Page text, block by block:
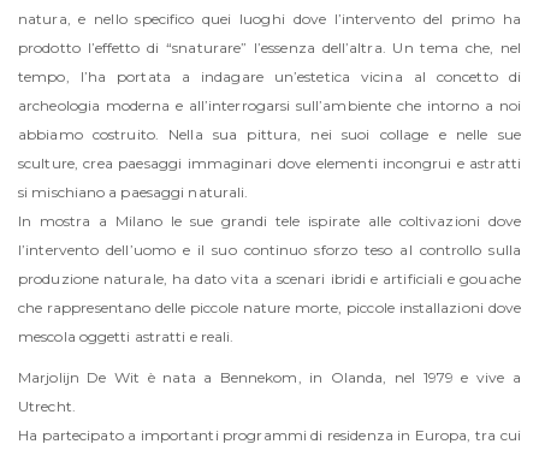
natura, e nello specifico quei luoghi dove l’intervento del primo ha
prodotto l’effetto di “snaturare” l’essenza dell’altra. Un tema che, nel
tempo, l’ha portata a indagare un’estetica vicina al concetto di
archeologia moderna e all’interrogarsi sull’ambiente che intorno a noi
abbiamo costruito. Nella sua pittura, nei suoi collage e nelle sue
sculture, crea paesaggi immaginari dove elementi incongrui e astratti
si mischiano a paesaggi naturali.
In mostra a Milano le sue grandi tele ispirate alle coltivazioni dove
l’intervento dell’uomo e il suo continuo sforzo teso al controllo sulla
produzione naturale, ha dato vita a scenari ibridi e artificiali e gouache
che rappresentano delle piccole nature morte, piccole installazioni dove
mescola oggetti astratti e reali.
Marjolijn De Wit è nata a Bennekom, in Olanda, nel 1979 e vive a
Utrecht.
Ha partecipato a importanti programmi di residenza in Europa, tra cui